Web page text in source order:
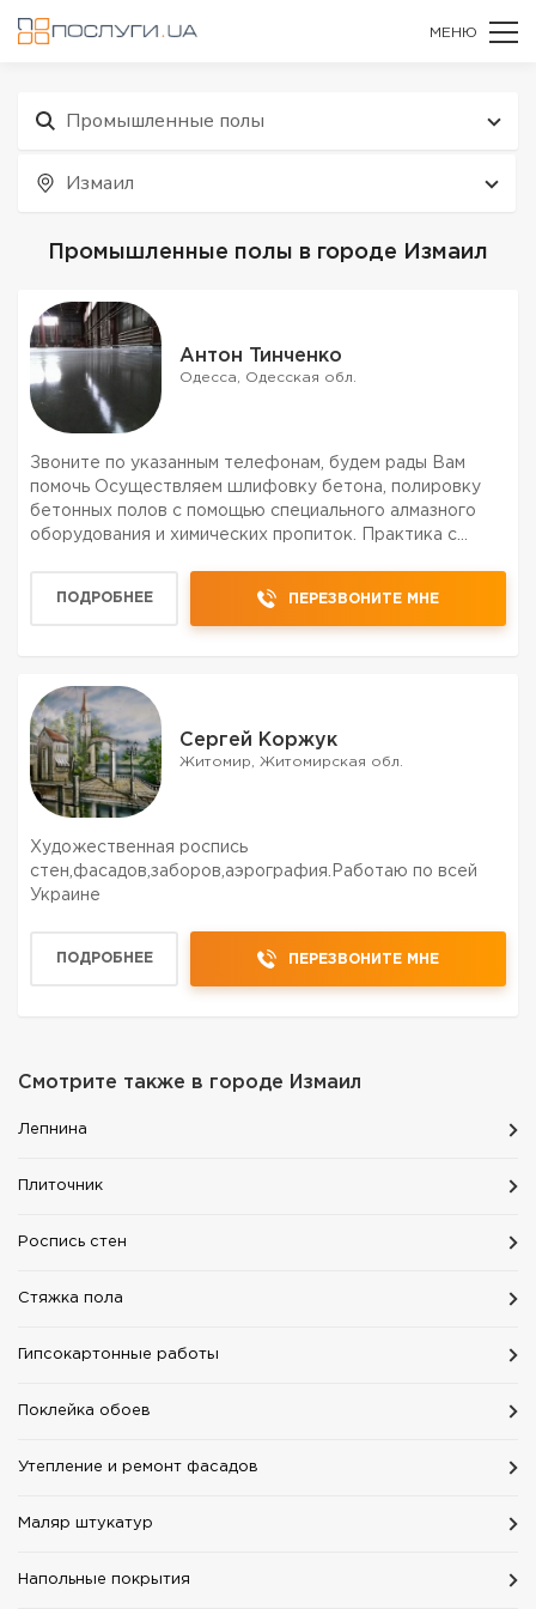
МЕНЮ
Промышленные полы
Измаил
Промышленные полы в городе Измаил
Антон Тинченко
Одесса, Одесская обл.
Звоните по указанным телефонам, будем рады Вам
помочь Осуществляем шлифовку бетона, полировку
бетонных полов с помощью специального алмазного
оборудования и химических пропиток. Практика с
инструмента позволяют ...
ПОДРОБНЕЕ ПЕРЕЗВОНИТЕ МНЕ
Сергей Коржук
Житомир, Житомирская обл.
Художественная роспись
стен,фасадов,заборов,аэрография.Работаю по всей
Украине
ПОДРОБНЕЕ ПЕРЕЗВОНИТЕ МНЕ
Смотрите также в городе Измаил
Лепнина
Плиточник
Роспись стен
Стяжка пола
Гипсокартонные работы
Поклейка обоев
Утепление и ремонт фасадов
Маляр штукатур
Напольные покрытия